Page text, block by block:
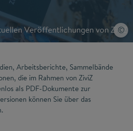
Veröffentlichungen von ZiviZ
Arbeitsberichte, Sammelbände
die im Rahmen von ZiviZ
als PDF-Dokumente zur
können Sie über das